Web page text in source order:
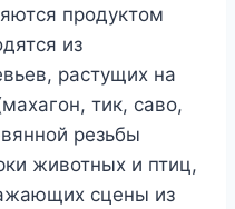
продуктом
из
растущих на
тик, саво,
резьбы
животных и птиц,
сцены из